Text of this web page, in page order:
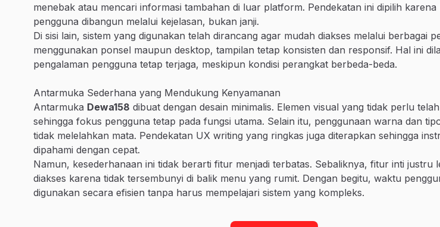
menebak atau mencari informasi tambahan di luar platform. Pendekatan ini dipilih karena
pengguna dibangun melalui kejelasan, bukan janji.
Di sisi lain, sistem yang digunakan telah dirancang agar mudah diakses melalui berbagai
menggunakan ponsel maupun desktop, tampilan tetap konsisten dan responsif. Hal ini
pengalaman pengguna tetap terjaga, meskipun kondisi perangkat berbeda-beda.
Antarmuka Sederhana yang Mendukung Kenyamanan
Antarmuka Dewa158 dibuat dengan desain minimalis. Elemen visual yang tidak perlu
sehingga fokus pengguna tetap pada fungsi utama. Selain itu, penggunaan warna dan
tidak melelahkan mata. Pendekatan UX writing yang ringkas juga diterapkan sehingga
dipahami dengan cepat.
Namun, kesederhanaan ini tidak berarti fitur menjadi terbatas. Sebaliknya, fitur inti justru
diakses karena tidak tersembunyi di balik menu yang rumit. Dengan begitu, waktu
digunakan secara efisien tanpa harus mempelajari sistem yang kompleks.